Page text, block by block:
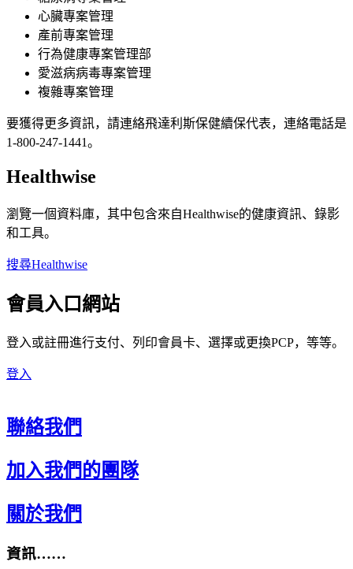
心臟專案管理
產前專案管理
行為健康專案管理部
愛滋病病毒專案管理
複雜專案管理
要獲得更多資訊，請連絡飛達利斯保健續保代表，連絡電話是
1-800-247-1441。
Healthwise
瀏覽一個資料庫，其中包含來自Healthwise的健康資訊、錄影
和工具。
搜尋Healthwise
會員入口網站
登入或註冊進行支付、列印會員卡、選擇或更換PCP，等等。
登入
聯絡我們
加入我們的團隊
關於我們
資訊……